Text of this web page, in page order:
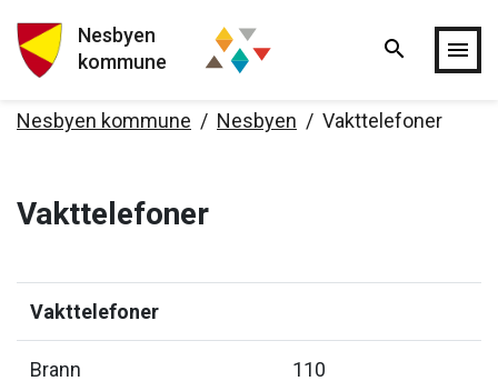
Hopp til hovedinnholdet
Nesbyen
kommune
search menu
Nesbyen kommune Nesbyen Vakttelefoner
Vakttelefoner
Vakttelefoner
Brann 110